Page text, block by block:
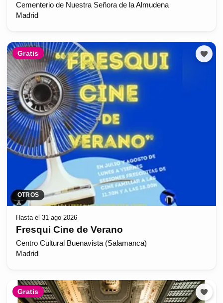
Cementerio de Nuestra Señora de la Almudena
Madrid
Gratis
OTROS
Hasta el 31 ago 2026
Fresqui Cine de Verano
Centro Cultural Buenavista (Salamanca)
Madrid
Gratis